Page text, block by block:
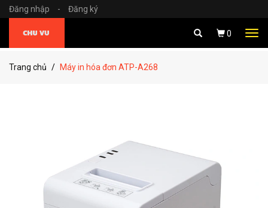
Đăng nhập - Đăng ký
0
Trang chủ Máy in hóa đơn ATP-A268